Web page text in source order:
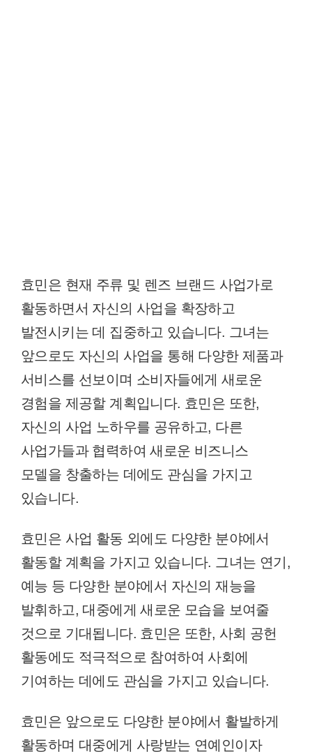
효민은 현재 주류 및 렌즈 브랜드 사업가로
활동하면서 자신의 사업을 확장하고
발전시키는 데 집중하고 있습니다. 그녀는
앞으로도 자신의 사업을 통해 다양한 제품과
서비스를 선보이며 소비자들에게 새로운
경험을 제공할 계획입니다. 효민은 또한,
자신의 사업 노하우를 공유하고, 다른
사업가들과 협력하여 새로운 비즈니스
모델을 창출하는 데에도 관심을 가지고
있습니다.
효민은 사업 활동 외에도 다양한 분야에서
활동할 계획을 가지고 있습니다. 그녀는 연기,
예능 등 다양한 분야에서 자신의 재능을
발휘하고, 대중에게 새로운 모습을 보여줄
것으로 기대됩니다. 효민은 또한, 사회 공헌
활동에도 적극적으로 참여하여 사회에
기여하는 데에도 관심을 가지고 있습니다.
효민은 앞으로도 다양한 분야에서 활발하게
활동하며 대중에게 사랑받는 연예인이자